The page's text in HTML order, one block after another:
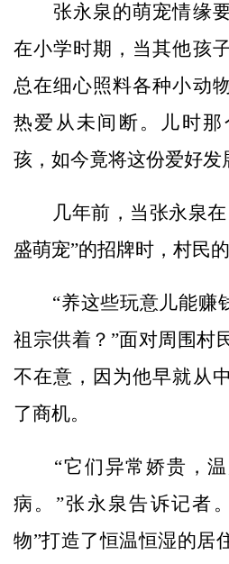
张永泉的萌宠情缘要
在小学时期，当其他孩
总在细心照料各种小动
热爱从未间断。儿时那
孩，如今竟将这份爱好发
几年前，当张永泉在
盛萌宠”的招牌时，村民
“养这些玩意儿能赚钱
祖宗供着？”面对周围村
不在意，因为他早就从
了商机。
“它们异常娇贵，温
病。”张永泉告诉记者
物”打造了恒温恒湿的居